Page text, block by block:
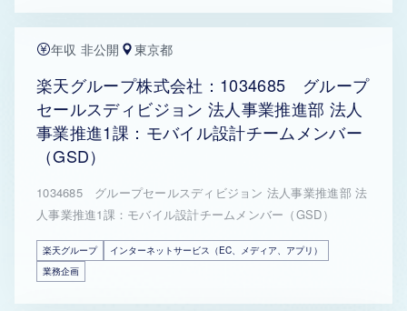
年収 非公開 東京都
楽天グループ株式会社：1034685 グループ
セールスディビジョン 法人事業推進部 法人
事業推進1課：モバイル設計チームメンバー
（GSD）
1034685 グループセールスディビジョン 法人事業推進部 法
人事業推進1課：モバイル設計チームメンバー（GSD）
楽天グループ
インターネットサービス（EC、メディア、アプリ）
業務企画